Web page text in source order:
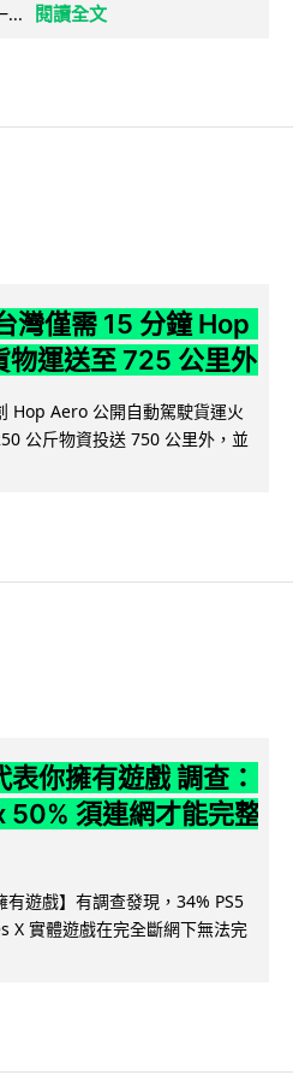
...
閱讀全文
灣僅需 15 分鐘 Hop
運送至 725 公里外
Hop Aero 公開自動駕駛貨運火
公斤物資投送 750 公里外，並
你擁有遊戲 調查：
須連網才能完整
有遊戲】有調查發現，34% PS5
X 實體遊戲在完全斷網下無法完